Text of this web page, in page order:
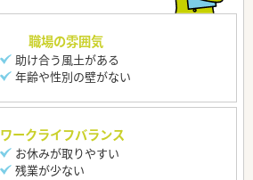
職場の雰囲気
助け合う風土がある
年齢や性別の壁がない
ワークライフバランス
お休みが取りやすい
残業が少ない